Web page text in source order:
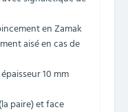
en Zamak
aisé en cas de
10 mm
paire) et face